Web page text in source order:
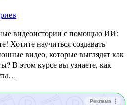
Хотите научиться создавать
видео, которые выглядят как
В этом курсе вы узнаете, как
Реклама